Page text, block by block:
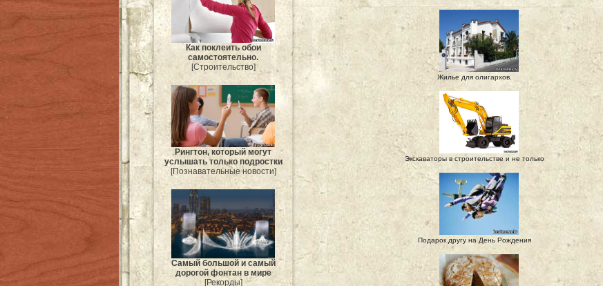
Как поклеить обои
самостоятельно.
[Строительство]
Рингтон, который могут
услышать только подростки
[Познавательные новости]
Самый большой и самый
дорогой фонтан в мире
[Рекорды]
Жилье для олигархов.
Экскаваторы в строительстве и не только
Подарок другу на День Рождения